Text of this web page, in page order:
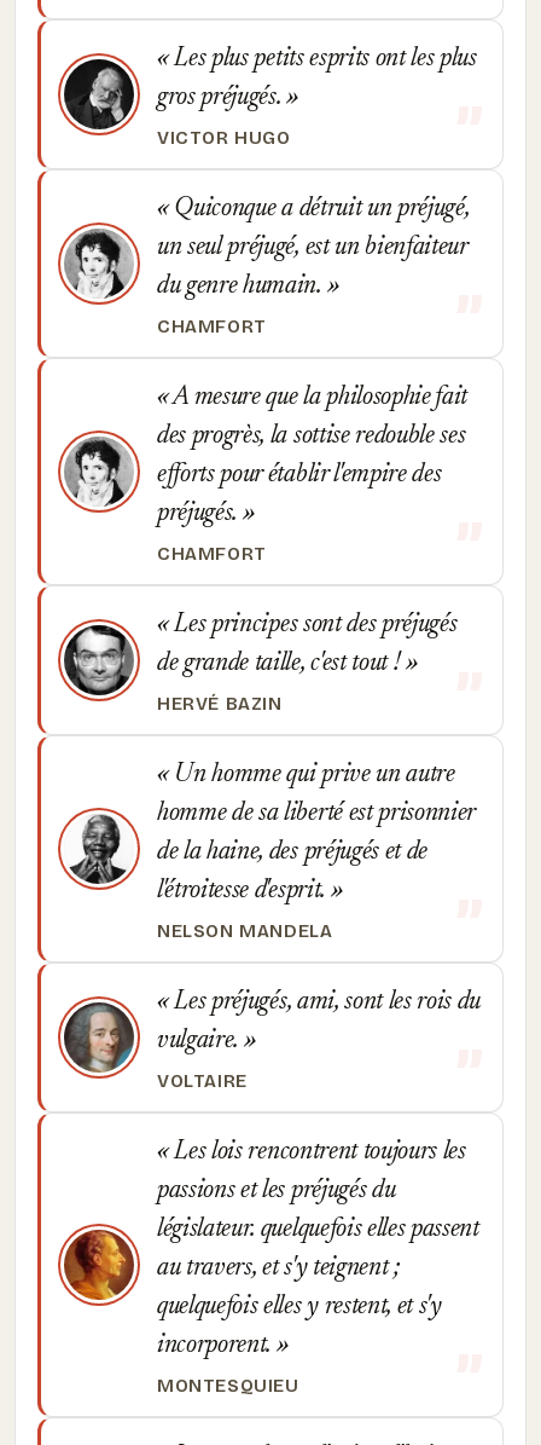
Les plus petits esprits ont les plus
gros préjugés.
VICTOR HUGO
Quiconque a détruit un préjugé,
un seul préjugé, est un bienfaiteur
du genre humain.
CHAMFORT
A mesure que la philosophie fait
des progrès, la sottise redouble ses
efforts pour établir l'empire des
préjugés.
CHAMFORT
Les principes sont des préjugés
de grande taille, c'est tout !
HERVÉ BAZIN
Un homme qui prive un autre
homme de sa liberté est prisonnier
de la haine, des préjugés et de
l'étroitesse d'esprit.
NELSON MANDELA
Les préjugés, ami, sont les rois du
vulgaire.
VOLTAIRE
Les lois rencontrent toujours les
passions et les préjugés du
législateur. quelquefois elles passent
au travers, et s'y teignent ;
quelquefois elles y restent, et s'y
incorporent.
MONTESQUIEU